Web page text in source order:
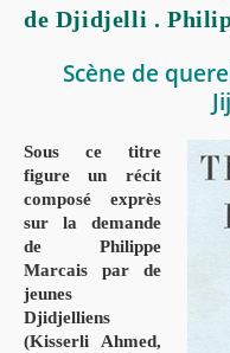
En
de Djidjelli .
Scène de
Sous ce titre
figure un récit
composé exprès
sur la demande
de Philippe
Marcais par de
jeunes
Djidjelliens
(Kisserli Ahmed,